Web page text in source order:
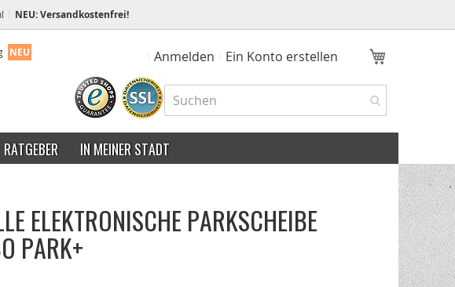
NEU: Versandkostenfrei!
NEU Anmelden Ein Konto erstellen
RATGEBER IN MEINER STADT
ELEKTRONISCHE PARKSCHEIBE
PARK+